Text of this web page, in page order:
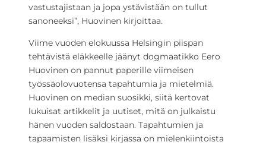
vastustajistaan ja jopa ystävistään on tullut
sanoneeksi”, Huovinen kirjoittaa.
Viime vuoden elokuussa Helsingin piispan
tehtävistä eläkkeelle jäänyt dogmaatikko Eero
Huovinen on pannut paperille viimeisen
työssäolovuotensa tapahtumia ja mietelmiä.
Huovinen on median suosikki, siitä kertovat
lukuisat artikkelit ja uutiset, mitä on julkaistu
hänen vuoden saldostaan. Tapahtumien ja
tapaamisten lisäksi kirjassa on mielenkiintoista